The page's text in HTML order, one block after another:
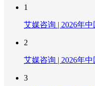
1
艾媒咨询 | 2026年
2
艾媒咨询 | 2026年
3